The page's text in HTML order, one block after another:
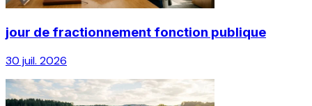
jour de fractionnement fonction publique
30 juil. 2026